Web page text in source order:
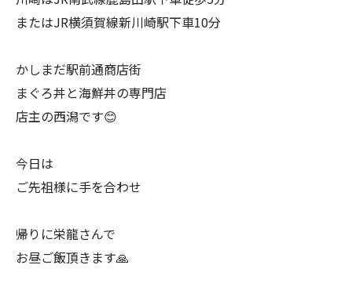
またはJR横須賀線新川崎駅下車10分
かしまだ駅前通商店街
まぐろ丼と海鮮丼の専門店
店主の西潟です😊
今日は
ご先祖様に手を合わせ
帰りに栄龍さんで
お昼ご飯頂きます🙏